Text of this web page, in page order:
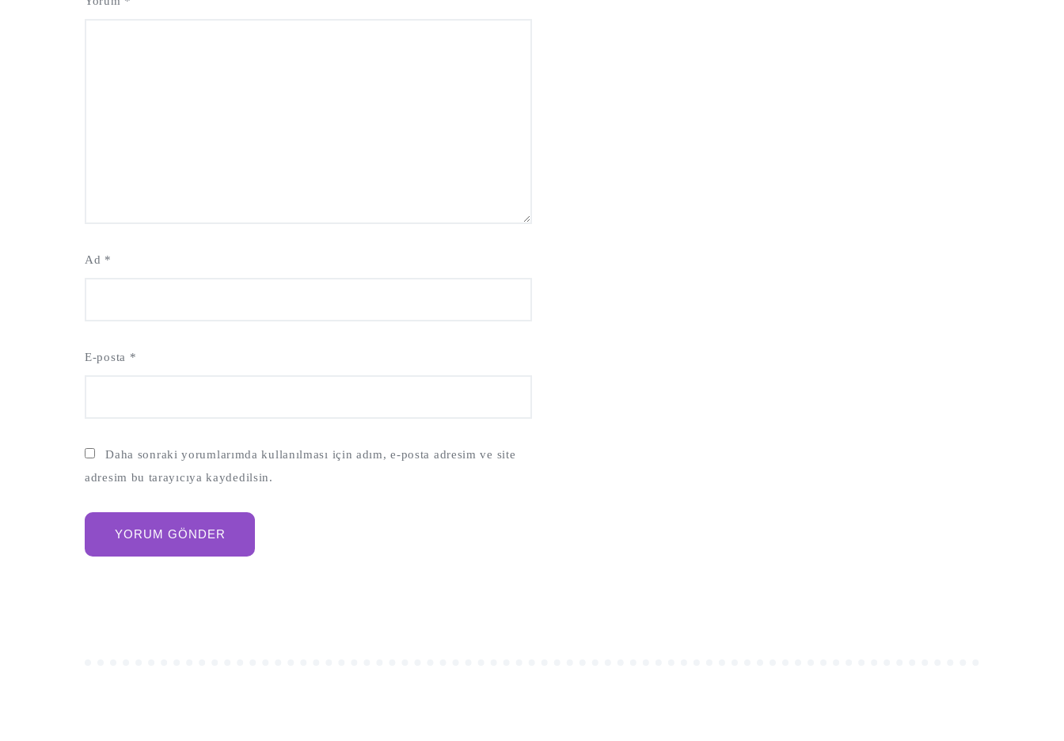
Ad *
E-posta *
Daha sonraki yorumlarımda kullanılması için adım, e-posta adresim ve site
adresim bu tarayıcıya kaydedilsin.